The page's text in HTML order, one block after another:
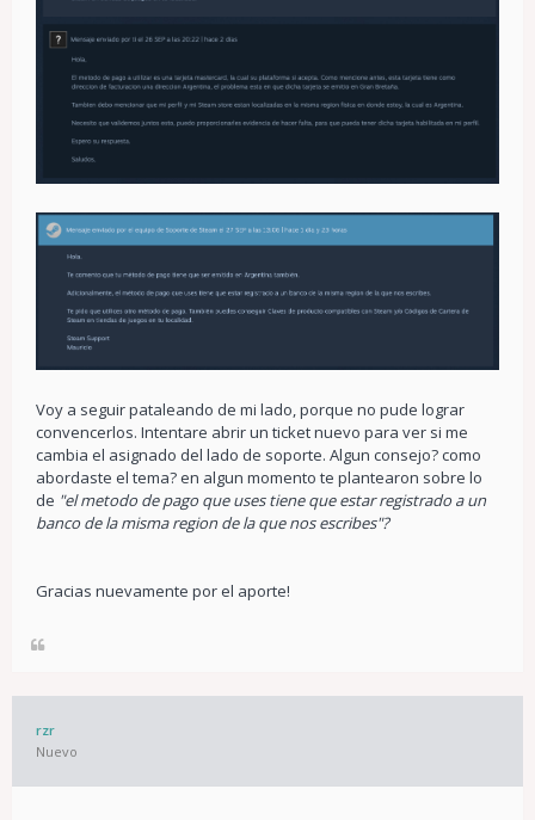
Voy a seguir pataleando de mi lado, porque no pude lograr
convencerlos. Intentare abrir un ticket nuevo para ver si me
cambia el asignado del lado de soporte. Algun consejo? como
abordaste el tema? en algun momento te plantearon sobre lo
de "el metodo de pago que uses tiene que estar registrado a un
banco de la misma region de la que nos escribes"?
Gracias nuevamente por el aporte!
rzr
Nuevo